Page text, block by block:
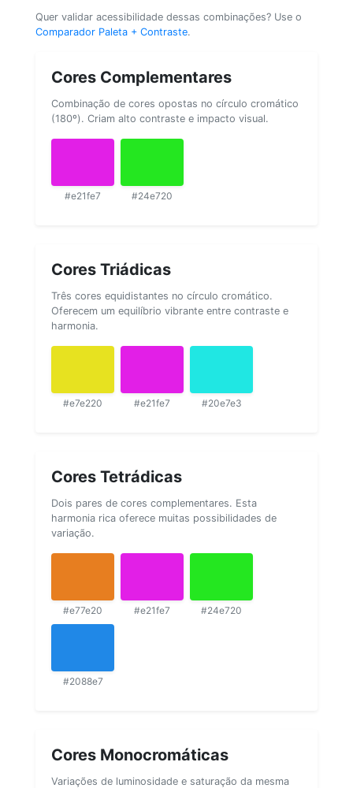
Quer validar acessibilidade dessas combinações? Use o
Comparador Paleta + Contraste.
Cores Complementares
Combinação de cores opostas no círculo cromático
(180º). Criam alto contraste e impacto visual.
#e21fe7 #24e720
Cores Triádicas
Três cores equidistantes no círculo cromático.
Oferecem um equilíbrio vibrante entre contraste e
harmonia.
#e7e220 #e21fe7 #20e7e3
Cores Tetrádicas
Dois pares de cores complementares. Esta
harmonia rica oferece muitas possibilidades de
variação.
#e77e20 #e21fe7 #24e720
#2088e7
Cores Monocromáticas
Variações de luminosidade e saturação da mesma